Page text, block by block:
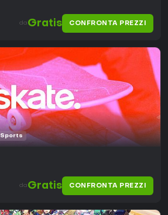
da Gratis CONFRONTA PREZZI
Sports
da Gratis CONFRONTA PREZZI